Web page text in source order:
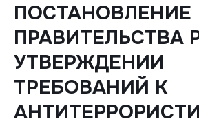
ПОСТАНОВЛЕНИЕ
ПРАВИТЕЛЬСТВА
УТВЕРЖДЕНИИ
ТРЕБОВАНИЙ К